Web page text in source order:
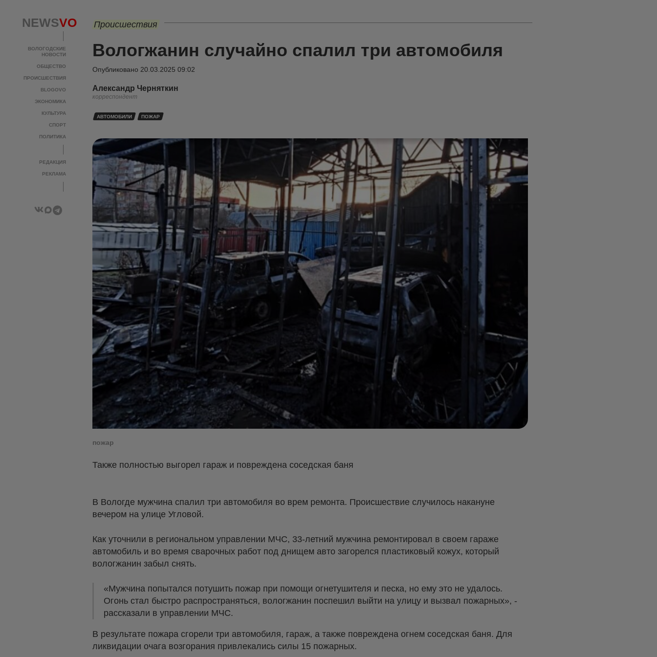
NEWSVO
ВОЛОГОДСКИЕ
НОВОСТИ
ОБЩЕСТВО
ПРОИСШЕСТВИЯ
BLOGOVO
ЭКОНОМИКА
КУЛЬТУРА
СПОРТ
ПОЛИТИКА
РЕДАКЦИЯ
РЕКЛАМА
Происшествия
Вологжанин случайно спалил три автомобиля
Опубликовано 20.03.2025 09:02
Александр Черняткин
корреспондент
АВТОМОБИЛИ ПОЖАР
пожар
Также полностью выгорел гараж и повреждена соседская баня
В Вологде мужчина спалил три автомобиля во врем ремонта. Происшествие случилось накануне
вечером на улице Угловой.
Как уточнили в региональном управлении МЧС, 33-летний мужчина ремонтировал в своем гараже
автомобиль и во время сварочных работ под днищем авто загорелся пластиковый кожух, который
вологжанин забыл снять.
«Мужчина попытался потушить пожар при помощи огнетушителя и песка, но ему это не удалось.
Огонь стал быстро распространяться, вологжанин поспешил выйти на улицу и вызвал пожарных», -
рассказали в управлении МЧС.
В результате пожара сгорели три автомобиля, гараж, а также повреждена огнем соседская баня. Для
ликвидации очага возгорания привлекались силы 15 пожарных.